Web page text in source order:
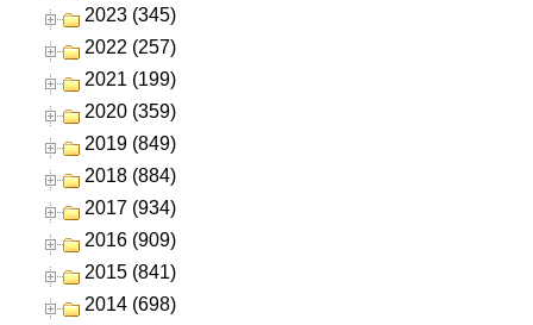
2023 (345)
2022 (257)
2021 (199)
2020 (359)
2019 (849)
2018 (884)
2017 (934)
2016 (909)
2015 (841)
2014 (698)